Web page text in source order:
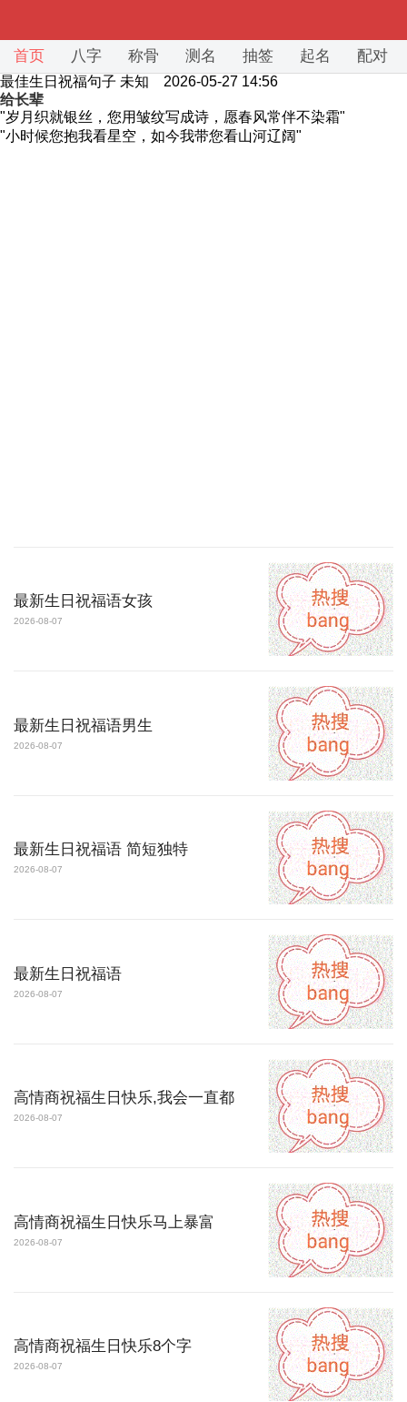
首页 八字 称骨 测名 抽签 起名 配对
最佳生日祝福句子 未知 2026-05-27 14:56
给长辈
"岁月织就银丝，您用皱纹写成诗，愿春风常伴不染霜"
"小时候您抱我看星空，如今我带您看山河辽阔"
最新生日祝福语女孩
2026-08-07
最新生日祝福语男生
2026-08-07
最新生日祝福语 简短独特
2026-08-07
最新生日祝福语
2026-08-07
高情商祝福生日快乐,我会一直都
2026-08-07
高情商祝福生日快乐马上暴富
2026-08-07
高情商祝福生日快乐8个字
2026-08-07